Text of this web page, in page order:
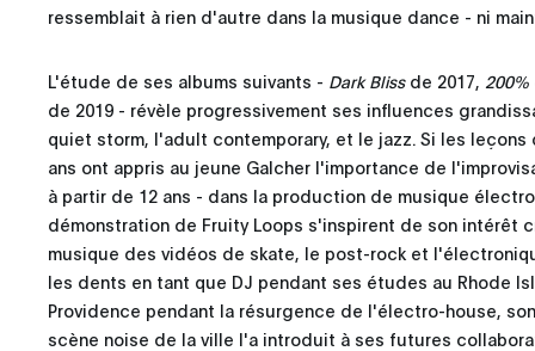
ressemblait à rien d'autre dans la musique dance - ni
L'étude de ses albums suivants - Dark Blissde 2017,
de 2019 - révèle progressivement ses influences
quiet storm, l'adult contemporary, et le jazz. Si les
ans ont appris au jeune Galcher l'importance de
à partir de 12 ans - dans la production de musique
démonstration de Fruity Loops s'inspirent de son intérêt
musique des vidéos de skate, le post-rock et
les dents en tant que DJ pendant ses études au Rhode
Providence pendant la résurgence de l'électro-house,
scène noise de la ville l'a introduit à ses futures